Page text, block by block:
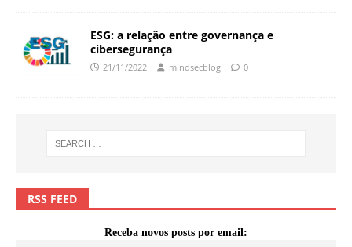
ESG: a relação entre governança e
cibersegurança
21/11/2022 mindsecblog 0
RSS FEED
Receba novos posts por email: